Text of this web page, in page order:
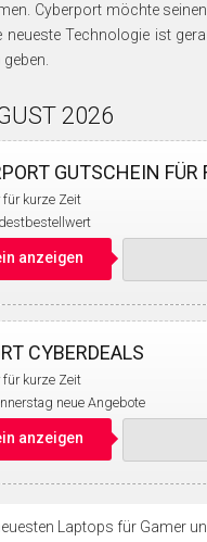
Cyberport möchte
Technologie ist
2026
GUTSCHEIN FÜR
für kurze Zeit
anzeigen
CYBERDEALS
für kurze Zeit
neue Angebote
anzeigen
Laptops für Gamer